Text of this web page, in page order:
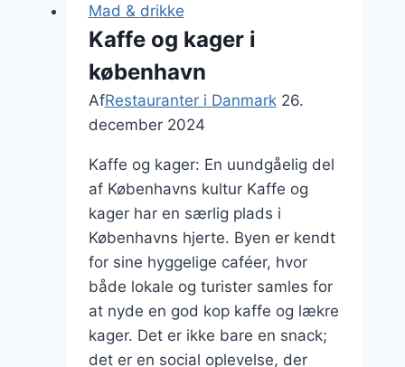
restauranter
Mad & drikke
Kaffe og kager i
københavn
AfRestauranter i Danmark 26.
december 2024
Kaffe og kager: En uundgåelig del
af Københavns kultur Kaffe og
kager har en særlig plads i
Københavns hjerte. Byen er kendt
for sine hyggelige caféer, hvor
både lokale og turister samles for
at nyde en god kop kaffe og lækre
kager. Det er ikke bare en snack;
det er en social oplevelse, der